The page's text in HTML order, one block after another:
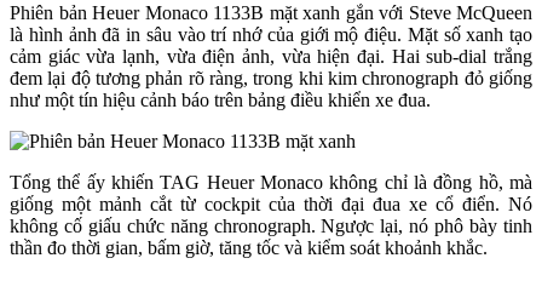
Phiên bản Heuer Monaco 1133B mặt xanh gắn với Steve McQueen
là hình ảnh đã in sâu vào trí nhớ của giới mộ điệu. Mặt số xanh tạo
cảm giác vừa lạnh, vừa điện ảnh, vừa hiện đại. Hai sub-dial trắng
đem lại độ tương phản rõ ràng, trong khi kim chronograph đỏ giống
như một tín hiệu cảnh báo trên bảng điều khiển xe đua.
Tổng thể ấy khiến TAG Heuer Monaco không chỉ là đồng hồ, mà
giống một mảnh cắt từ cockpit của thời đại đua xe cổ điển. Nó
không cố giấu chức năng chronograph. Ngược lại, nó phô bày tinh
thần đo thời gian, bấm giờ, tăng tốc và kiểm soát khoảnh khắc.